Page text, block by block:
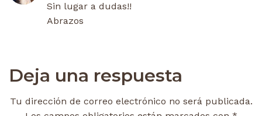
Sin lugar a dudas!!
Abrazos
Deja una respuesta
Tu dirección de correo electrónico no será publicada.